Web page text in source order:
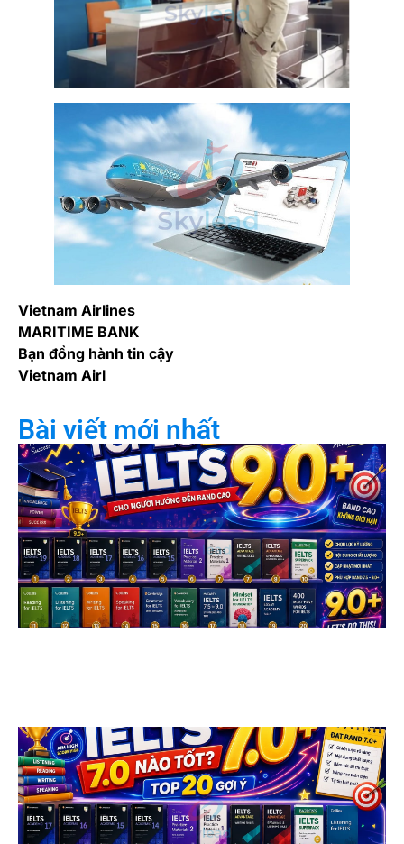
Vietnam Airlines
MARITIME BANK
Bạn đồng hành tin cậy
Vietnam Airl
Bài viết mới nhất